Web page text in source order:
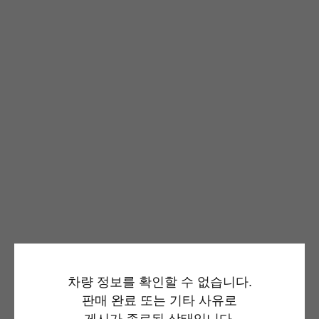
차량 정보를 확인할 수 없습니다.
판매 완료 또는 기타 사유로